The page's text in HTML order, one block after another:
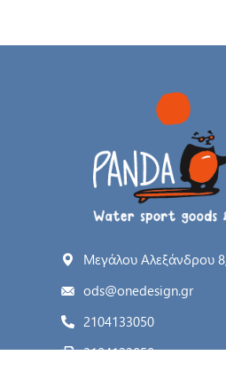
Μεγάλου Αλεξάνδρου
ods@onedesign.gr
2104133050
2104133050